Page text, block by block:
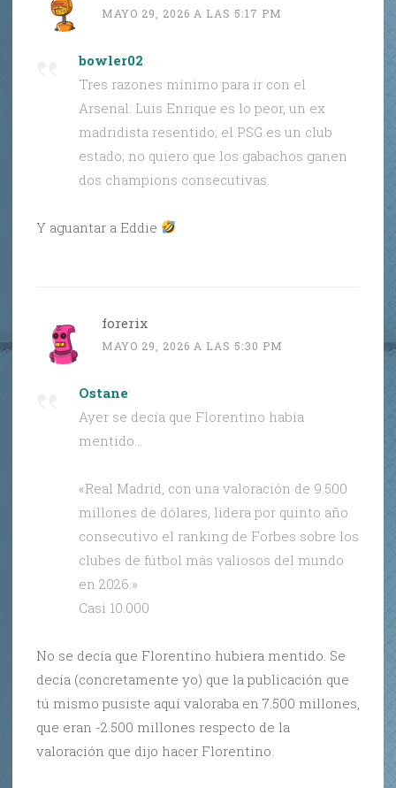
MAYO 29, 2026 A LAS 5:17 PM
bowler02:
Tres razones mínimo para ir con el
Arsenal: Luis Enrique es lo peor, un ex
madridista resentido; el PSG es un club
estado; no quiero que los gabachos ganen
dos champions consecutivas.
Y aguantar a Eddie
forerix
MAYO 29, 2026 A LAS 5:30 PM
Ostane:
Ayer se decía que Florentino había
mentido…
«Real Madrid, con una valoración de 9.500
millones de dólares, lidera por quinto año
consecutivo el ranking de Forbes sobre los
clubes de fútbol más valiosos del mundo
en 2026.»
Casi 10.000
No se decía que Florentino hubiera mentido. Se
decía (concretamente yo) que la publicación que
tú mismo pusiste aquí valoraba en 7.500 millones,
que eran -2.500 millones respecto de la
valoración que dijo hacer Florentino.